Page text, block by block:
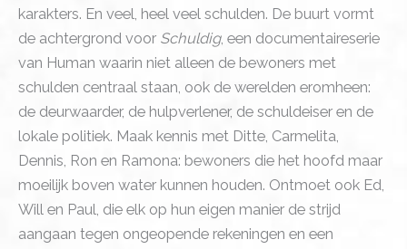
karakters. En veel, heel veel schulden. De buurt vormt
de achtergrond voor Schuldig, een documentaireserie
van Human waarin niet alleen de bewoners met
schulden centraal staan, ook de werelden eromheen:
de deurwaarder, de hulpverlener, de schuldeiser en de
lokale politiek. Maak kennis met Ditte, Carmelita,
Dennis, Ron en Ramona: bewoners die het hoofd maar
moeilijk boven water kunnen houden. Ontmoet ook Ed,
Will en Paul, die elk op hun eigen manier de strijd
aangaan tegen ongeopende rekeningen en een